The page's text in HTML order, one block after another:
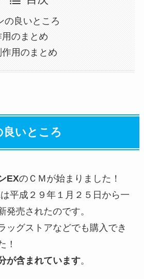
の良いところ
のまとめ
用のまとめ
いところ
EXのＣＭが始まりました！
平成２９年１月２５日から一
発売されたのです。
ッグストアなどでも購入でき
！
が含まれています。